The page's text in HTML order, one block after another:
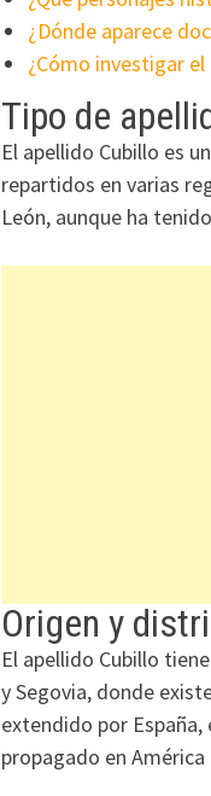
¿Dónde aparece
¿Cómo investigar
Tipo de
El apellido Cubillo es un
repartidos en varias
León, aunque ha
Origen y
El apellido Cubillo
y Segovia, donde
extendido por
propagado en